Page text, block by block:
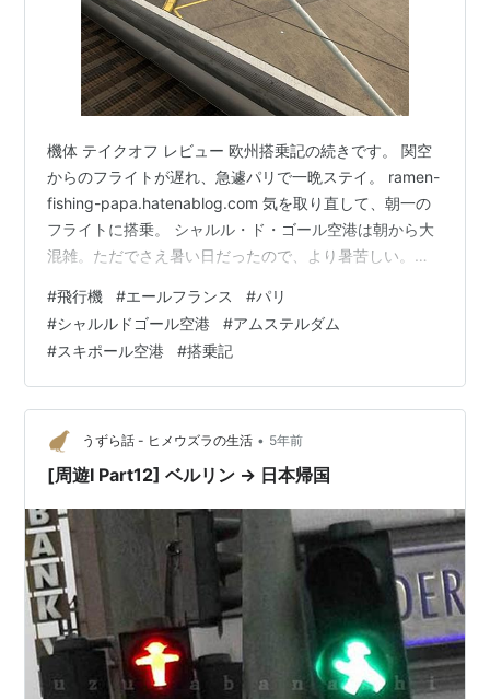
機体 テイクオフ レビュー 欧州搭乗記の続きです。 関空
からのフライトが遅れ、急遽パリで一晩ステイ。 ramen-
fishing-papa.hatenablog.com 気を取り直して、朝一の
フライトに搭乗。 シャルル・ド・ゴール空港は朝から大
混雑。ただでさえ暑い日だったので、より暑苦しい。。
す。 シャルル・ド・ゴール空港はエールフランスの白い
機材ばかりです。当たり前か。 テイクオフ アムステルダ
ムまでは1時間程度のフライト。 しかもだいぶ早着しまし
た。 寝て起きたら着いてましたww なので機内のレビュ
ーはなしww アムステルダムはKLM…
#飛行機 #エールフランス #パリ
#シャルルドゴール空港 #アムステルダム
#スキポール空港 #搭乗記
うずら話 - ヒメウズラの生活 • 5年前
[周遊Ⅰ Part12] ベルリン → 日本帰国